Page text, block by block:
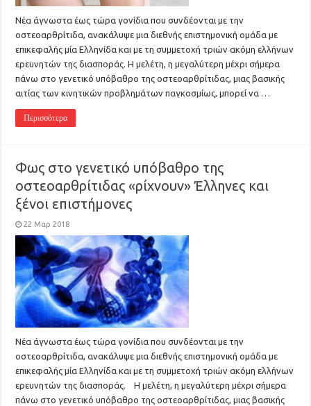
Νέα άγνωστα έως τώρα γονίδια που συνδέονται με την
οστεοαρθρίτιδα, ανακάλυψε μια διεθνής επιστημονική ομάδα με
επικεφαλής μία Ελληνίδα και με τη συμμετοχή τριών ακόμη ελλήνων
ερευνητών της διασποράς. Η μελέτη, η μεγαλύτερη μέχρι σήμερα
πάνω στο γενετικό υπόβαθρο της οστεοαρθρίτιδας, μιας βασικής
αιτίας των κινητικών προβλημάτων παγκοσμίως, μπορεί να …
Περισσότερα
Φως στο γενετικό υπόβαθρο της
οστεοαρθρίτιδας «ρίχνουν» Έλληνες και
ξένοι επιστήμονες
22 Μαρ 2018
Νέα άγνωστα έως τώρα γονίδια που συνδέονται με την
οστεοαρθρίτιδα, ανακάλυψε μια διεθνής επιστημονική ομάδα με
επικεφαλής μία Ελληνίδα και με τη συμμετοχή τριών ακόμη ελλήνων
ερευνητών της διασποράς. Η μελέτη, η μεγαλύτερη μέχρι σήμερα
πάνω στο γενετικό υπόβαθρο της οστεοαρθρίτιδας, μιας βασικής